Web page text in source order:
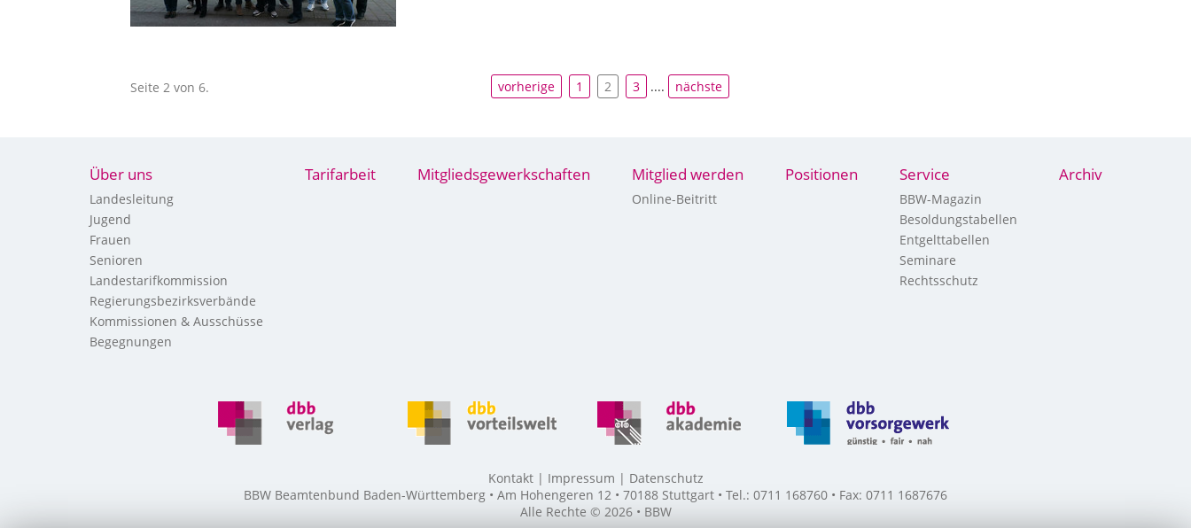
Seite 2 von 6. vorherige 1 2 3 .... nächste
Über uns
Landesleitung
Jugend
Frauen
Senioren
Landestarifkommission
Regierungsbezirksverbände
Kommissionen & Ausschüsse
Begegnungen
Tarifarbeit Mitgliedsgewerkschaften Mitglied werden
Online-Beitritt
Positionen Service
BBW-Magazin
Besoldungstabellen
Entgelttabellen
Seminare
Rechtsschutz
Archiv
Kontakt Impressum
Datenschutz
BBW Beamtenbund Baden-Württemberg • Am Hohengeren 12 • 70188 Stuttgart • Tel.: 0711 168760 • Fax: 0711 1687676
Alle Rechte © 2026 • BBW